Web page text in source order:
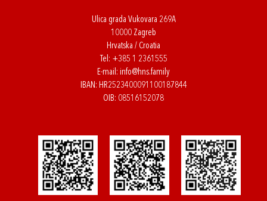
Ulica grada Vukovara 269A
10000 Zagreb
Hrvatska / Croatia
Tel: +385 1 2361555
E-mail: info@hns.family
IBAN: HR2523400091100187844
OIB: 08516152078